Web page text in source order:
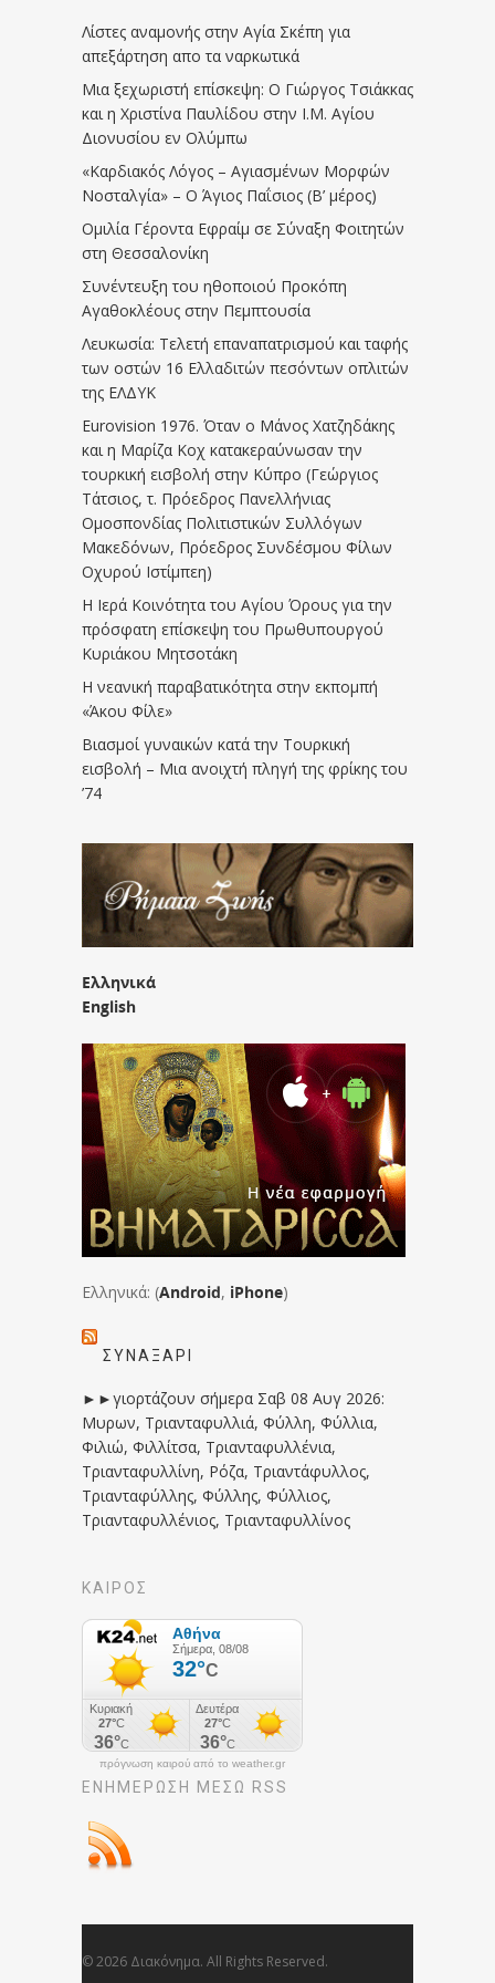
Λίστες αναμονής στην Αγία Σκέπη για
απεξάρτηση απο τα ναρκωτικά
Μια ξεχωριστή επίσκεψη: Ο Γιώργος Τσιάκκας
και η Χριστίνα Παυλίδου στην Ι.Μ. Αγίου
Διονυσίου εν Ολύμπω
«Καρδιακός Λόγος – Αγιασμένων Μορφών
Νοσταλγία» – Ο Άγιος Παΐσιος (Β’ μέρος)
Ομιλία Γέροντα Εφραίμ σε Σύναξη Φοιτητών
στη Θεσσαλονίκη
Συνέντευξη του ηθοποιού Προκόπη
Αγαθοκλέους στην Πεμπτουσία
Λευκωσία: Τελετή επαναπατρισμού και ταφής
των οστών 16 Ελλαδιτών πεσόντων οπλιτών
της ΕΛΔΥΚ
Eurovision 1976. Όταν ο Μάνος Χατζηδάκης
και η Μαρίζα Κοχ κατακεραύνωσαν την
τουρκική εισβολή στην Κύπρο (Γεώργιος
Τάτσιος, τ. Πρόεδρος Πανελλήνιας
Ομοσπονδίας Πολιτιστικών Συλλόγων
Μακεδόνων, Πρόεδρος Συνδέσμου Φίλων
Οχυρού Ιστίμπεη)
Η Ιερά Κοινότητα του Αγίου Όρους για την
πρόσφατη επίσκεψη του Πρωθυπουργού
Κυριάκου Μητσοτάκη
Η νεανική παραβατικότητα στην εκπομπή
«Άκου Φίλε»
Βιασμοί γυναικών κατά την Τουρκική
εισβολή – Μια ανοιχτή πληγή της φρίκης του
’74
Ελληνικά
English
Ελληνικά: (Android, iPhone)
ΣΥΝΑΞΆΡΙ
►►γιορτάζουν σήμερα Σαβ 08 Αυγ 2026:
Μυρων, Τριανταφυλλιά, Φύλλη, Φύλλια,
Φιλιώ, Φιλλίτσα, Τριανταφυλλένια,
Τριανταφυλλίνη, Ρόζα, Τριαντάφυλλος,
Τριανταφύλλης, Φύλλης, Φύλλιος,
Τριανταφυλλένιος, Τριανταφυλλίνος
ΚΑΙΡΟΣ
πρόγνωση καιρού από το weather.gr
ΕΝΗΜΈΡΩΣΉ ΜΕΣΩ RSS
© 2026 Διακόνημα. All Rights Reserved.